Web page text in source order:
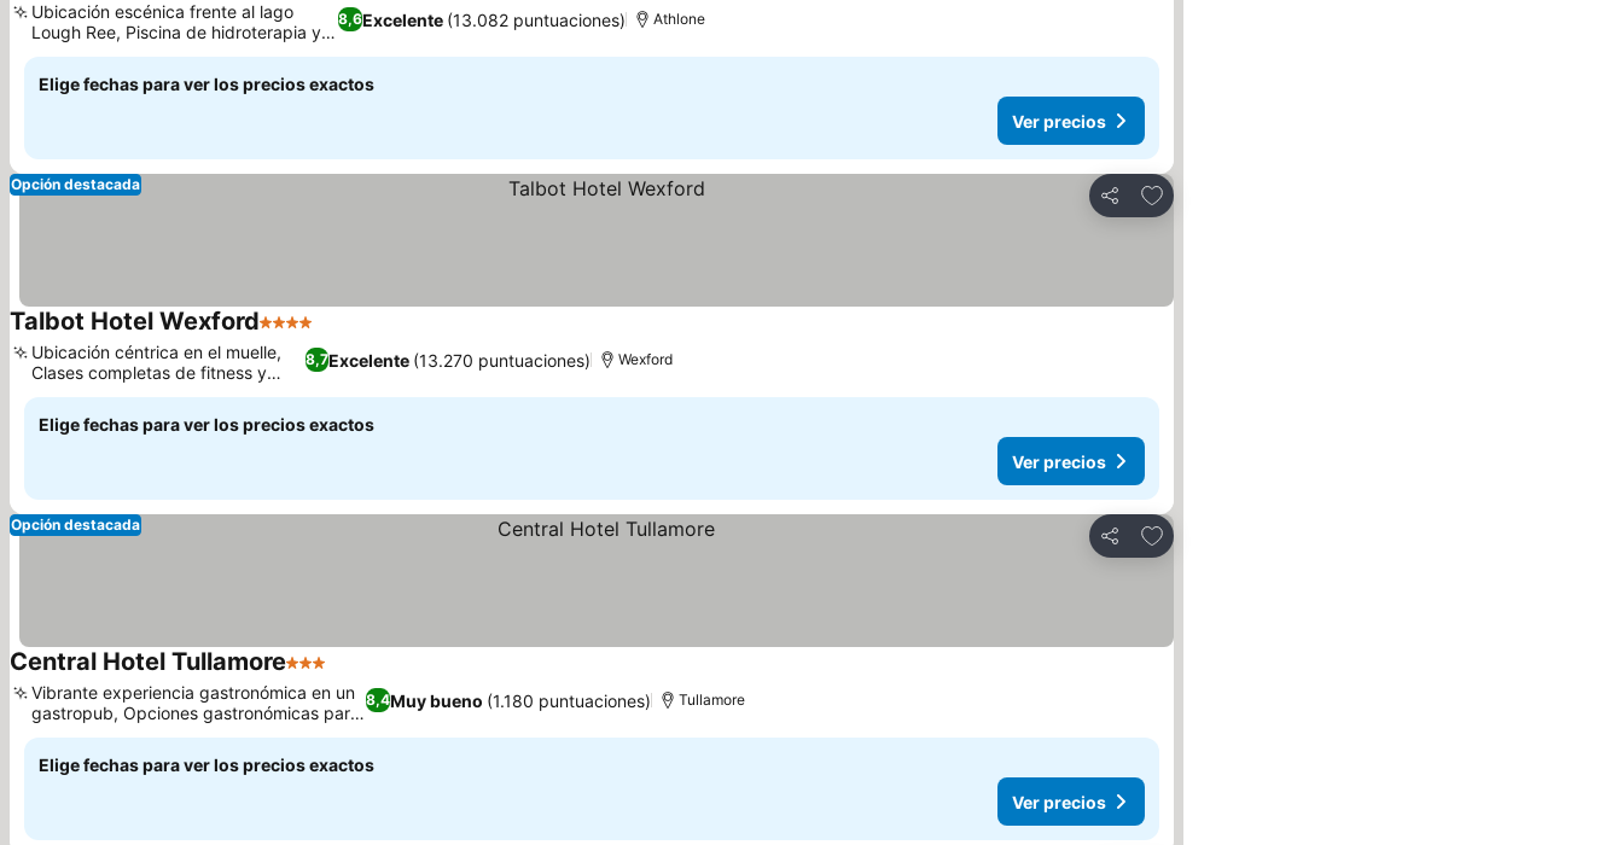
8,6Excelente (13.082 puntuaciones)
Ubicación escénica frente al lago
Lough Ree, Piscina de hidroterapia y
centro de ocio
Athlone
Elige fechas para ver los precios exactos
Ver precios
Compartir
Agregar a favoritos
Opción destacada
Talbot Hotel Wexford4 Estrellas
8,7Excelente (13.270 puntuaciones)
Ubicación céntrica en el muelle,
Clases completas de fitness y
bienestar
Wexford
Elige fechas para ver los precios exactos
Ver precios
Compartir
Agregar a favoritos
Opción destacada
Central Hotel Tullamore3 Estrellas
8,4Muy bueno (1.180 puntuaciones)
Vibrante experiencia gastronómica en un
gastropub, Opciones gastronómicas para
toda la familia
Tullamore
Elige fechas para ver los precios exactos
Ver precios